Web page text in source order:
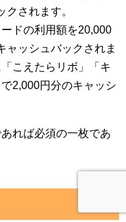
されます。
ドの利用額を20,000
ャッシュバックされま
こえたらリボ」「キ
2,000円分のキャッシ
れば必須の一枚であ